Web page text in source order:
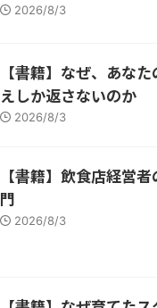
2026/8/3
【書籍】なぜ、あな
えしか返さないのか
2026/8/3
【書籍】飲食店経営
門
2026/8/3